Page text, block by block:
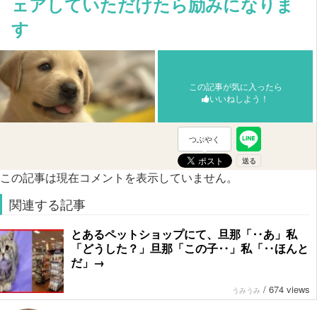
す
この記事が気に入ったら
いいねしよう！
つぶやく
この記事は現在コメントを表示していません。
関連する記事
とあるペットショップにて、旦那「‥あ」私
「どうした？」旦那「この子‥」私「‥ほんと
だ」→
うみうみ / 674 views